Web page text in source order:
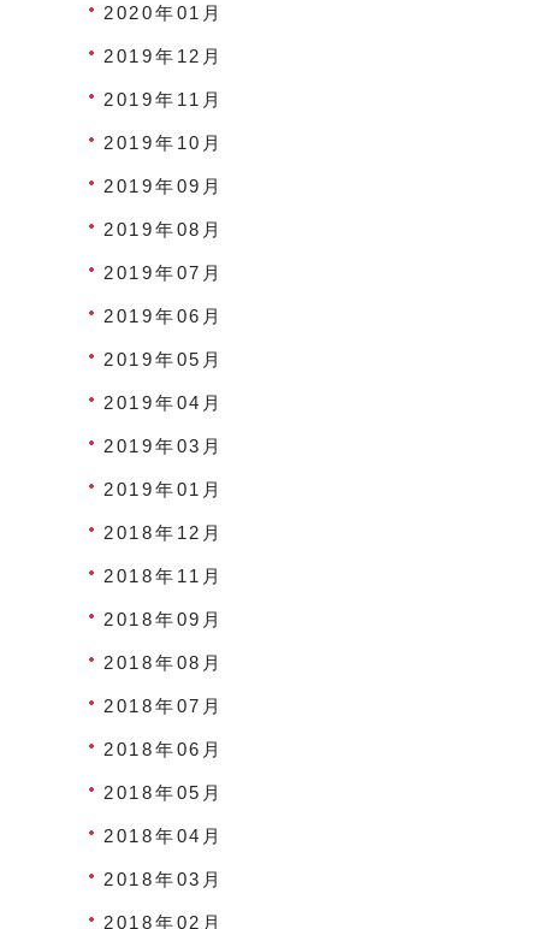
2020年01月
2019年12月
2019年11月
2019年10月
2019年09月
2019年08月
2019年07月
2019年06月
2019年05月
2019年04月
2019年03月
2019年01月
2018年12月
2018年11月
2018年09月
2018年08月
2018年07月
2018年06月
2018年05月
2018年04月
2018年03月
2018年02月